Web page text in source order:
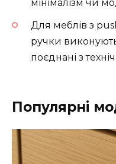
мінімалізм чи
Для меблів з
ручки
поєднані з
Популярні